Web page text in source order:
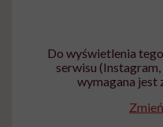
Do wyświetlenia
serwisu
wymagana jest